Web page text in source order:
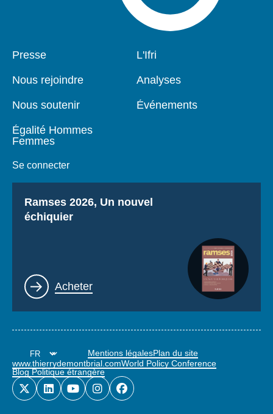
Pied
Presse
Nous rejoindre
Nous soutenir
Égalité Hommes
Femmes
Se connecter
Navigation
L'Ifri
Analyses
Événements
Titre
Ramses 2026, Un nouvel
échiquier
Lien
Acheter
Mentions légalesPlan du site
www.thierrydemontbrial.comWorld Policy Conference
Blog Politique étrangère